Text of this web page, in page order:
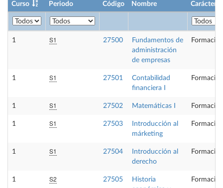
Curso Periodo Código Nombre Carácter
1 S1 27500
Fundamentos de
administración
de empresas
1 S1 27501
Contabilidad
financiera I
1 S1 27502 Matemáticas I
1 S1 27503
Introducción al
márketing
1 S1 27504
Introducción al
derecho
1 S2 27505
Historia